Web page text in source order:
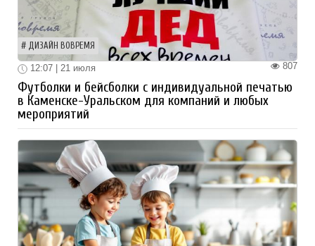
ДИЗАЙН ВОВРЕМЯ
807
12:07 | 21 июля
Футболки и бейсболки с индивидуальной печатью
в Каменске-Уральском для компаний и любых
мероприятий